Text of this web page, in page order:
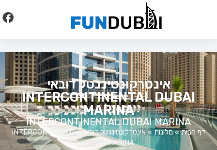
אינטרקונטיננטל דובאי
INTERCONTINENTAL DUBAI
MARINA
INTERCONTINENTAL DUBAI MARINA
דף הבית»מלונות »
אינטרקונטיננטל דובאי INTERCONTINENTAL
DUBAI MARINA